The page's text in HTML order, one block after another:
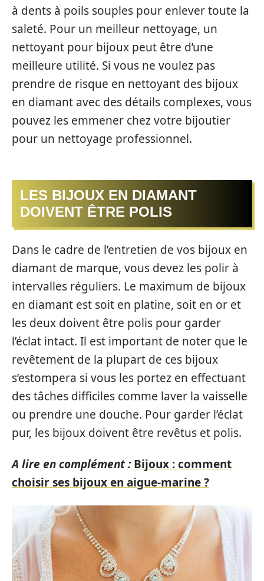
à dents à poils souples pour enlever toute la
saleté. Pour un meilleur nettoyage, un
nettoyant pour bijoux peut être d’une
meilleure utilité. Si vous ne voulez pas
prendre de risque en nettoyant des bijoux
en diamant avec des détails complexes, vous
pouvez les emmener chez votre bijoutier
pour un nettoyage professionnel.
LES BIJOUX EN DIAMANT
DOIVENT ÊTRE POLIS
Dans le cadre de l’entretien de vos bijoux en
diamant de marque, vous devez les polir à
intervalles réguliers. Le maximum de bijoux
en diamant est soit en platine, soit en or et
les deux doivent être polis pour garder
l’éclat intact. Il est important de noter que le
revêtement de la plupart de ces bijoux
s’estompera si vous les portez en effectuant
des tâches difficiles comme laver la vaisselle
ou prendre une douche. Pour garder l’éclat
pur, les bijoux doivent être revêtus et polis.
A lire en complément : Bijoux : comment
choisir ses bijoux en aigue-marine ?